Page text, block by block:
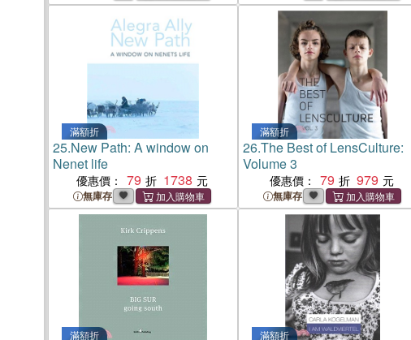
滿額折
25.New Path: A window on
Nenet life
優惠價： 79 1738
無庫存
滿額折
26.The Best of LensCulture:
Volume 3
優惠價： 79 979
無庫存
滿額折 滿額折